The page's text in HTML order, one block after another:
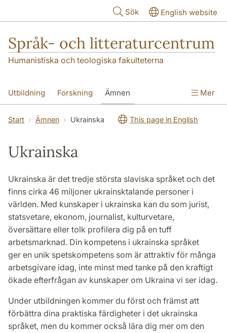
Sök English website
Språk- och litteraturcentrum
Humanistiska och teologiska fakulteterna
Utbildning Forskning Ämnen
SOL-husen Kontakt Institutionen
Mer
Start Ämnen Ukrainska This page in English
Ukrainska
Ukrainska är det tredje största slaviska språket och det
finns cirka 46 miljoner ukrainsktalande personer i
världen. Med kunskaper i ukrainska kan du som jurist,
statsvetare, ekonom, journalist, kulturvetare,
översättare eller tolk profilera dig på en tuff
arbetsmarknad. Din kompetens i ukrainska språket
ger en unik spetskompetens som är attraktiv för många
arbetsgivare idag, inte minst med tanke på den kraftigt
ökade efterfrågan av kunskaper om Ukraina vi ser idag.
Under utbildningen kommer du först och främst att
förbättra dina praktiska färdigheter i det ukrainska
språket, men du kommer också lära dig mer om den